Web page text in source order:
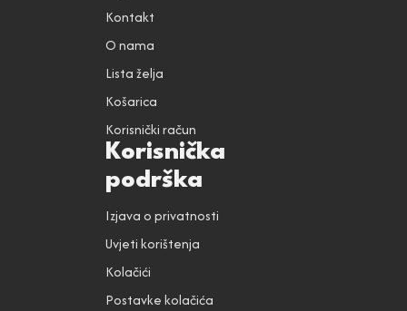
Kontakt
O nama
Lista želja
Košarica
Korisnički račun
Korisnička
podrška
Izjava o privatnosti
Uvjeti korištenja
Kolačići
Postavke kolačića